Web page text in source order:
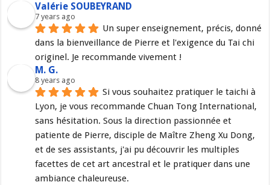
Valérie SOUBEYRAND
7 years ago
Un super enseignement, précis, donné
dans la bienveillance de Pierre et l'exigence du Tai chi
originel. Je recommande vivement !
M. G.
8 years ago
Si vous souhaitez pratiquer le taichi à
Lyon, je vous recommande Chuan Tong International,
sans hésitation. Sous la direction passionnée et
patiente de Pierre, disciple de Maître Zheng Xu Dong,
et de ses assistants, j'ai pu découvrir les multiples
facettes de cet art ancestral et le pratiquer dans une
ambiance chaleureuse.